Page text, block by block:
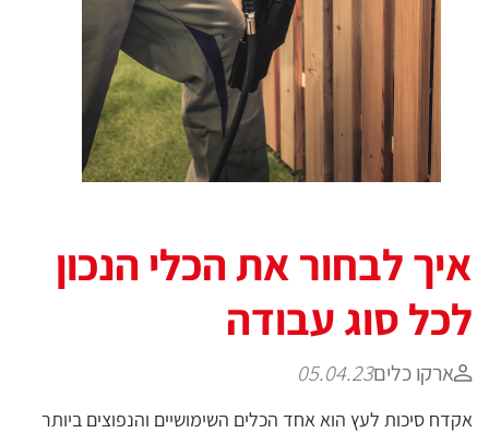
איך לבחור את הכלי הנכון
לכל סוג עבודה
05.04.23ארקו כלים
אקדח סיכות לעץ הוא אחד הכלים השימושיים והנפוצים ביותר